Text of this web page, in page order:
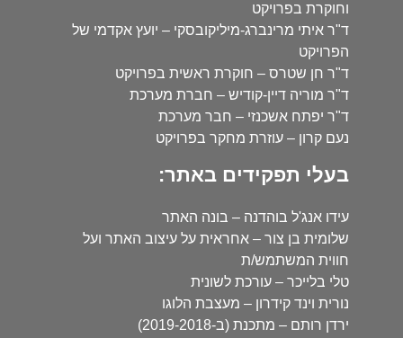
וחוקרת בפרויקט
ד"ר איתי מרינברג-מיליקובסקי – יועץ אקדמי של
הפרויקט
ד"ר חן שטרס – חוקרת ראשית בפרויקט
ד"ר מוריה דיין-קודיש – חברת מערכת
ד"ר יפתח אשכנזי – חבר מערכת
נעם קרון – עוזרת מחקר בפרויקט
בעלי תפקידים באתר:
עידו אנג'ל בוהדנה – בונה האתר
שלומית בן צור – אחראית על עיצוב האתר ועל
חווית המשתמש/ת
טלי בלייכר – עורכת לשונית
נורית וינד קידרון – מעצבת הלוגו
ירדן רותם – מתכנת (ב-2019-2018)